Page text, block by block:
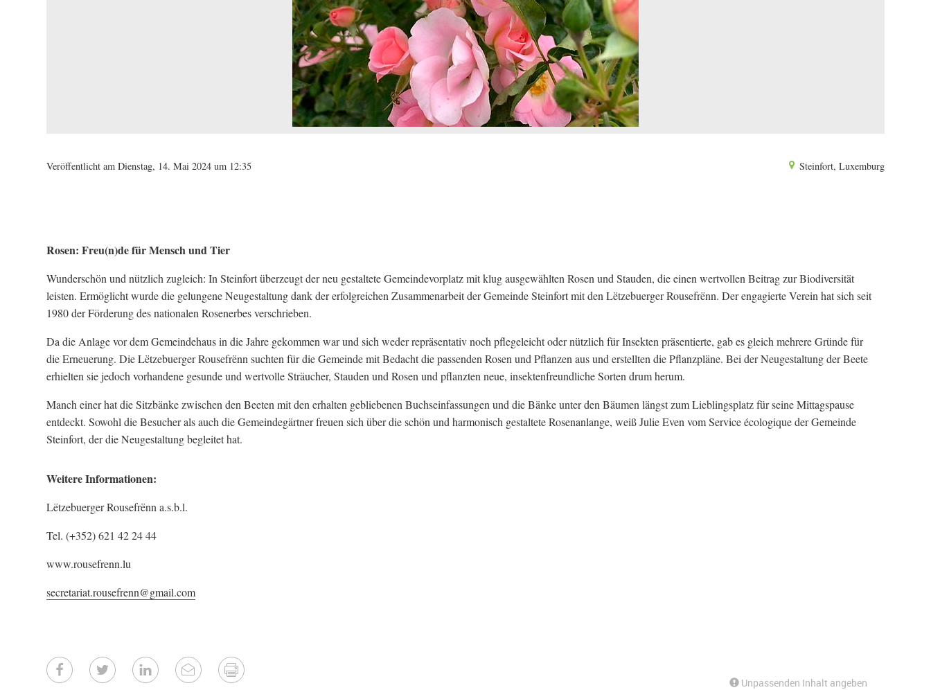
Veröffentlicht am Dienstag, 14. Mai 2024 um 12:35 Steinfort, Luxemburg
Rosen: Freu(n)de für Mensch und Tier
Wunderschön und nützlich zugleich: In Steinfort überzeugt der neu gestaltete Gemeindevorplatz mit klug ausgewählten Rosen und Stauden, die einen wertvollen Beitrag zur Biodiversität
leisten. Ermöglicht wurde die gelungene Neugestaltung dank der erfolgreichen Zusammenarbeit der Gemeinde Steinfort mit den Lëtzebuerger Rousefrënn. Der engagierte Verein hat sich seit
1980 der Förderung des nationalen Rosenerbes verschrieben.
Da die Anlage vor dem Gemeindehaus in die Jahre gekommen war und sich weder repräsentativ noch pflegeleicht oder nützlich für Insekten präsentierte, gab es gleich mehrere Gründe für
die Erneuerung. Die Lëtzebuerger Rousefrënn suchten für die Gemeinde mit Bedacht die passenden Rosen und Pflanzen aus und erstellten die Pflanzpläne. Bei der Neugestaltung der Beete
erhielten sie jedoch vorhandene gesunde und wertvolle Sträucher, Stauden und Rosen und pflanzten neue, insektenfreundliche Sorten drum herum.
Manch einer hat die Sitzbänke zwischen den Beeten mit den erhalten gebliebenen Buchseinfassungen und die Bänke unter den Bäumen längst zum Lieblingsplatz für seine Mittagspause
entdeckt. Sowohl die Besucher als auch die Gemeindegärtner freuen sich über die schön und harmonisch gestaltete Rosenanlange, weiß Julie Even vom Service écologique der Gemeinde
Steinfort, der die Neugestaltung begleitet hat.
Weitere Informationen:
Lëtzebuerger Rousefrënn a.s.b.l.
Tel. (+352) 621 42 24 44
www.rousefrenn.lu
secretariat.rousefrenn@gmail.com
Unpassenden Inhalt angeben